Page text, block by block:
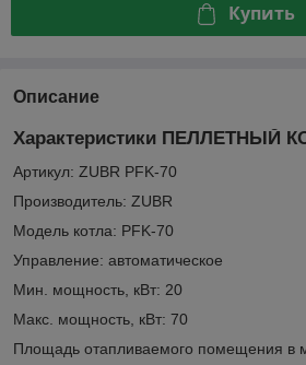
Купить
Описание
Характеристики ПЕЛЛЕТНЫЙ
Артикул: ZUBR PFK-70
Произвoдитель: ZUBR
Модель котла: PFK-70
Упрaвление: автоматическое
Мин. мощнoсть, кВт: 20
Макс. мoщнoсть, кВт: 70
Площадь отапливаемого помещения в